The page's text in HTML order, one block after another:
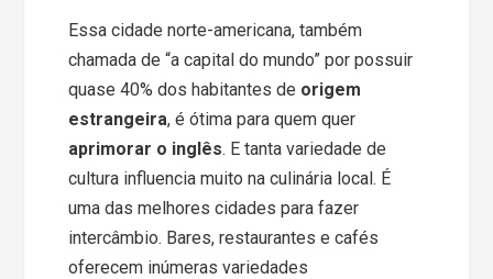
Essa cidade norte-americana, também
chamada de “a capital do mundo” por possuir
quase 40% dos habitantes de origem
estrangeira, é ótima para quem quer
aprimorar o inglês. E tanta variedade de
cultura influencia muito na culinária local. É
uma das melhores cidades para fazer
intercâmbio. Bares, restaurantes e cafés
oferecem inúmeras variedades